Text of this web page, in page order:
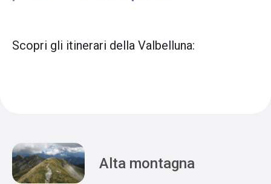
Scopri gli itinerari della Valbelluna:
Alta montagna